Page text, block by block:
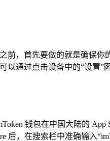
前，首先要做的就是确保
以通过点击设备中的“设置
钱包在中国大陆的
后，在搜索栏中准确输入